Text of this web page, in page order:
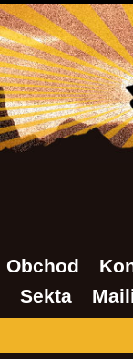
Obchod
Sekta